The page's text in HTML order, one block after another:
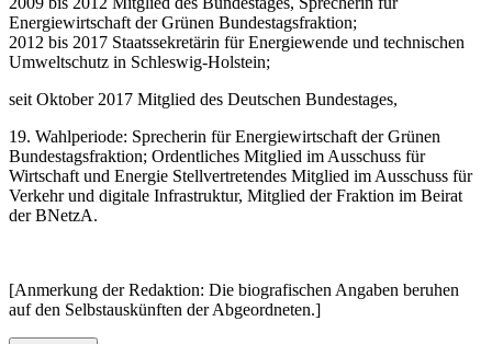
Energiewirtschaft der Grünen Bundestagsfraktion;
2012 bis 2017 Staatssekretärin für Energiewende und technischen
Umweltschutz in Schleswig-Holstein;
seit Oktober 2017 Mitglied des Deutschen Bundestages,
19. Wahlperiode: Sprecherin für Energiewirtschaft der Grünen
Bundestagsfraktion; Ordentliches Mitglied im Ausschuss für
Wirtschaft und Energie Stellvertretendes Mitglied im Ausschuss für
Verkehr und digitale Infrastruktur, Mitglied der Fraktion im Beirat
der BNetzA.
[Anmerkung der Redaktion: Die biografischen Angaben beruhen
auf den Selbstauskünften der Abgeordneten.]